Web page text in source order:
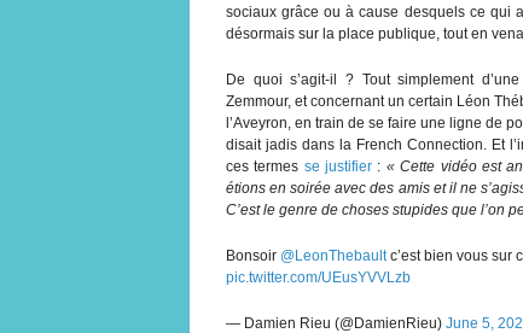
sociaux grâce ou à cause desquels ce qui
désormais sur la place publique, tout en
De quoi s’agit-il ? Tout simplement
Zemmour, et concernant un certain Léon
l’Aveyron, en train de se faire une ligne de
disait jadis dans la French Connection. Et
ces termes se justifier : « Cette vidéo est
étions en soirée avec des amis et il ne
C’est le genre de choses stupides que l’on
Bonsoir @LeonThebaultc’est bien vous sur
pic.twitter.com/UEusYVVLzb
— Damien Rieu (@DamienRieu) June 5,